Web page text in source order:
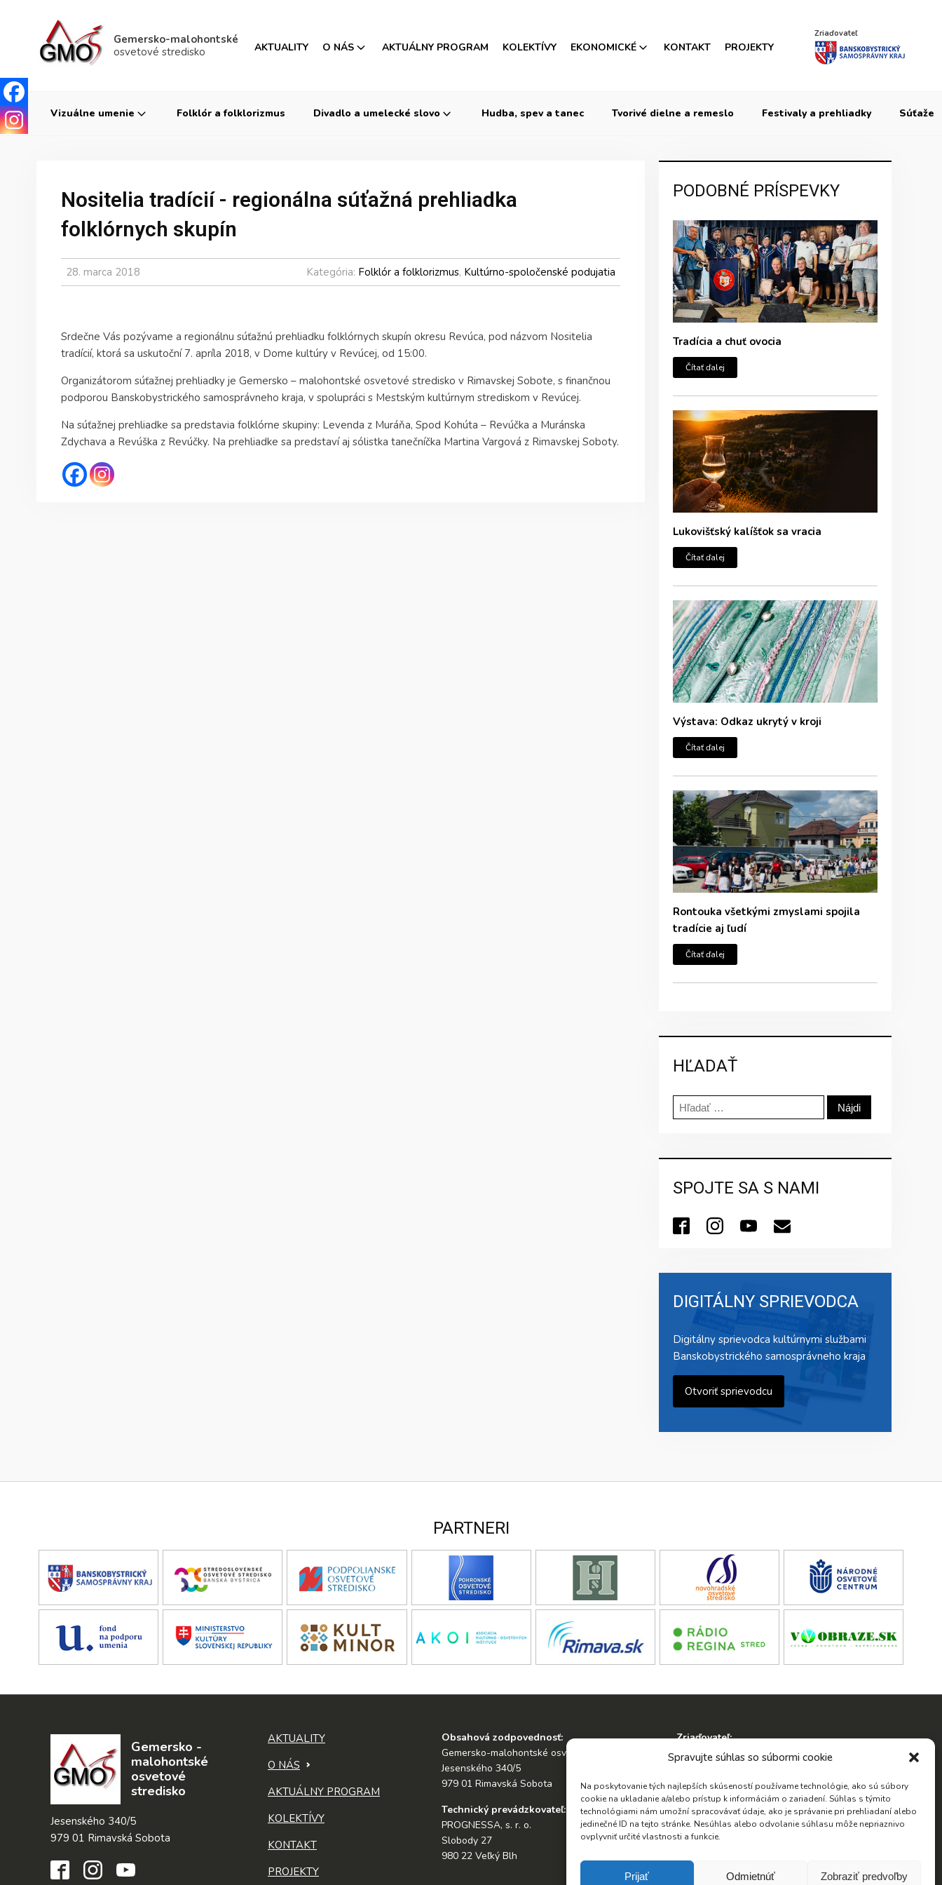
Spravujte súhlas so súbormi cookie
Na poskytovanie tých najlepších skúseností používame technológie, ako sú súbory
cookie na ukladanie a/alebo prístup k informáciám o zariadení. Súhlas s týmito
technológiami nám umožní spracovávať údaje, ako je správanie pri prehliadaní alebo
jedinečné ID na tejto stránke. Nesúhlas alebo odvolanie súhlasu môže nepriaznivo
ovplyvniť určité vlastnosti a funkcie.
Prijať Odmietnúť Zobraziť predvoľby
Gemersko-malohontské
osvetové stredisko
AKTUALITY O NÁS AKTUÁLNY PROGRAM KOLEKTÍVY EKONOMICKÉ KONTAKT PROJEKTY
Zriaďovateľ
Vizuálne umenie Folklór a folklorizmus Divadlo a umelecké slovo Hudba, spev a tanec Tvorivé dielne a remeslo Festivaly a prehliadky Súťaže
Nositelia tradícií - regionálna súťažná prehliadka
folklórnych skupín
28. marca 2018 Kategória: Folklór a folklorizmus, Kultúrno-spoločenské podujatia
Srdečne Vás pozývame a regionálnu súťažnú prehliadku folklórnych skupín okresu Revúca, pod názvom Nositelia
tradícií, ktorá sa uskutoční 7. apríla 2018, v Dome kultúry v Revúcej, od 15:00.
Organizátorom súťažnej prehliadky je Gemersko – malohontské osvetové stredisko v Rimavskej Sobote, s finančnou
podporou Banskobystrického samosprávneho kraja, v spolupráci s Mestským kultúrnym strediskom v Revúcej.
Na súťažnej prehliadke sa predstavia folklórne skupiny: Levenda z Muráňa, Spod Kohúta – Revúčka a Muránska
Zdychava a Revúška z Revúčky. Na prehliadke sa predstaví aj sólistka tanečníčka Martina Vargová z Rimavskej Soboty.
PODOBNÉ PRÍSPEVKY
Tradícia a chuť ovocia
Čítať ďalej
Lukovišťský kalíšťok sa vracia
Čítať ďalej
Výstava: Odkaz ukrytý v kroji
Čítať ďalej
Rontouka všetkými zmyslami spojila
tradície aj ľudí
Čítať ďalej
HĽADAŤ
Hľadať:
SPOJTE SA S NAMI
DIGITÁLNY SPRIEVODCA
Digitálny sprievodca kultúrnymi službami
Banskobystrického samosprávneho kraja
Otvoriť sprievodcu
PARTNERI
Gemersko -
malohontské
osvetové
stredisko
Jesenského 340/5
979 01 Rimavská Sobota
AKTUALITY
O NÁS
AKTUÁLNY PROGRAM
KOLEKTÍVY
KONTAKT
PROJEKTY
Obsahová zodpovednosť:
Gemersko-malohontské osvetové stredisko
Jesenského 340/5
979 01 Rimavská Sobota
Technický prevádzkovateľ:
PROGNESSA, s. r. o.
Slobody 27
980 22 Veľký Blh
Zriaďovateľ:
Hľadať: